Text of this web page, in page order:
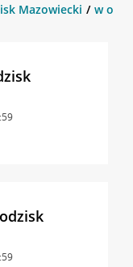
Mazowiecki w